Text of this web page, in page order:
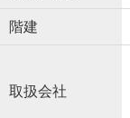
階建
取扱会社